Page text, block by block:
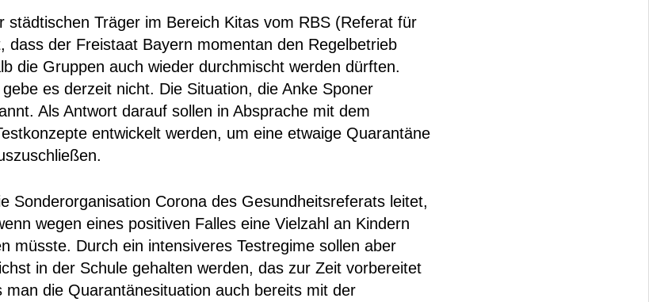
städtischen Träger im Bereich Kitas vom RBS (Referat für
dass der Freistaat Bayern momentan den Regelbetrieb
die Gruppen auch wieder durchmischt werden dürften.
es derzeit nicht. Die Situation, die Anke Sponer
Als Antwort darauf sollen in Absprache mit dem
entwickelt werden, um eine etwaige Quarantäne
Sonderorganisation Corona des Gesundheitsreferats leitet,
wegen eines positiven Falles eine Vielzahl an Kindern
müsste. Durch ein intensiveres Testregime sollen aber
in der Schule gehalten werden, das zur Zeit vorbereitet
die Quarantänesituation auch bereits mit der